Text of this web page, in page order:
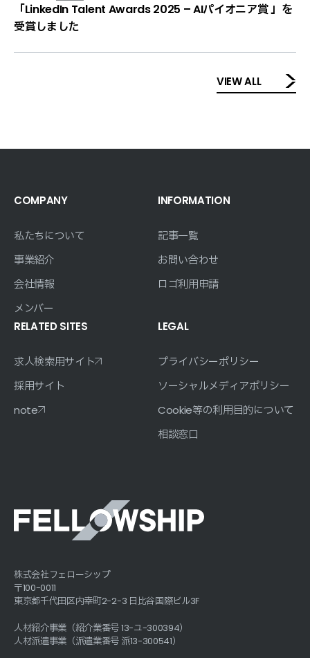
「LinkedIn Talent Awards 2025 – AIパイオニア賞 」を
受賞しました
VIEW ALL
株式会社フェローシップ
〒100-0011
東京都千代田区内幸町2-2-3 日比谷国際ビル3F
人材紹介事業（紹介業番号 13-ユ-300394）
人材派遣事業（派遣業番号 派13-300541）
COMPANY
私たちについて
事業紹介
会社情報
メンバー
INFORMATION
記事一覧
お問い合わせ
ロゴ利用申請
RELATED SITES
求人検索用サイト
採用サイト
note
LEGAL
プライバシーポリシー
ソーシャルメディアポリシー
Cookie等の利用目的について
相談窓口